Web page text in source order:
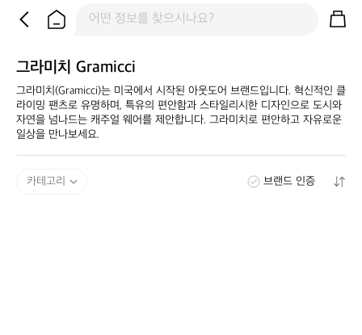
그라미치 Gramicci
그라미치(Gramicci)는 미국에서 시작된 아웃도어 브랜드입니다. 혁신적인 클
라이밍 팬츠로 유명하며, 특유의 편안함과 스타일리시한 디자인으로 도시와
자연을 넘나드는 캐주얼 웨어를 제안합니다. 그라미치로 편안하고 자유로운
일상을 만나보세요.
카테고리 브랜드 인증